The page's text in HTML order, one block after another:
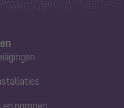
pompen